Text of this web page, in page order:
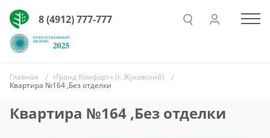
8 (4912) 777-777
Главная
«Гранд Комфорт» (г. Жуковский)
Квартира №164 ,Без отделки
Квартира №164 ,Без отделки